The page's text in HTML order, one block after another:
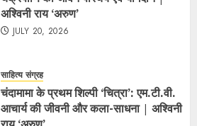
अश्विनी राय ‘अरुण’
JULY 20, 2026
साहित्य संग्रह
चंदामामा के प्रथम शिल्पी ‘चित्रा’: एम.टी.वी.
आचार्य की जीवनी और कला-साधना | अश्विनी